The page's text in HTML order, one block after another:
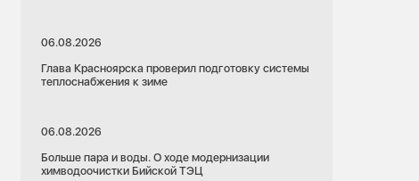
06.08.2026
Глава Красноярска проверил подготовку системы
теплоснабжения к зиме
06.08.2026
Больше пара и воды. О ходе модернизации
химводоочистки Бийской ТЭЦ